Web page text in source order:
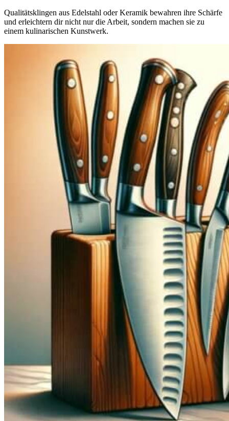
Qualitätsklingen aus Edelstahl oder Keramik bewahren ihre Schärfe
und erleichtern dir nicht nur die Arbeit, sondern machen sie zu
einem kulinarischen Kunstwerk.